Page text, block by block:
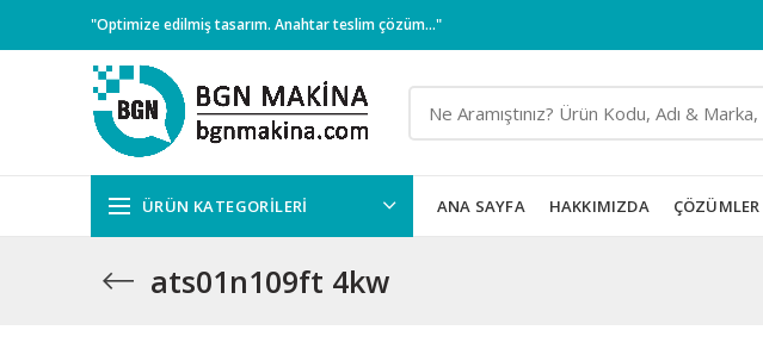
"Optimize edilmiş tasarım. Anahtar teslim çözüm..."
ÜRÜN KATEGORILERI ANA SAYFA HAKKIMIZDA ÇÖZÜMLER
ats01n109ft 4kw